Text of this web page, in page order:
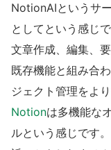
NotionAIというサ
としてという感じで
文章作成、編集、
既存機能と組み合
ジェクト管理をよ
Notionは多機能な
ルという感じです。